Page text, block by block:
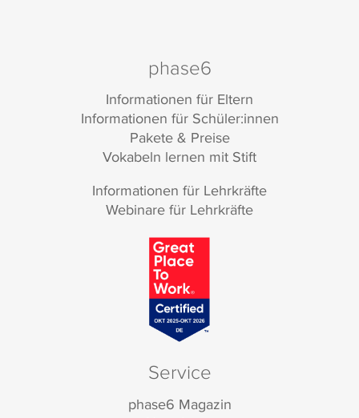
phase6
Informationen für Eltern
Informationen für Schüler:innen
Pakete & Preise
Vokabeln lernen mit Stift
Informationen für Lehrkräfte
Webinare für Lehrkräfte
Service
phase6 Magazin